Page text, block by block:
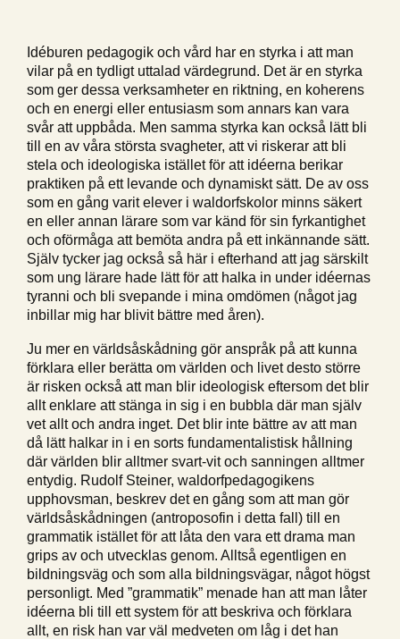
Idéburen pedagogik och vård har en styrka i att man
vilar på en tydligt uttalad värdegrund. Det är en styrka
som ger dessa verksamheter en riktning, en koherens
och en energi eller entusiasm som annars kan vara
svår att uppbåda. Men samma styrka kan också lätt bli
till en av våra största svagheter, att vi riskerar att bli
stela och ideologiska istället för att idéerna berikar
praktiken på ett levande och dynamiskt sätt. De av oss
som en gång varit elever i waldorfskolor minns säkert
en eller annan lärare som var känd för sin fyrkantighet
och oförmåga att bemöta andra på ett inkännande sätt.
Själv tycker jag också så här i efterhand att jag särskilt
som ung lärare hade lätt för att halka in under idéernas
tyranni och bli svepande i mina omdömen (något jag
inbillar mig har blivit bättre med åren).
Ju mer en världsåskådning gör anspråk på att kunna
förklara eller berätta om världen och livet desto större
är risken också att man blir ideologisk eftersom det blir
allt enklare att stänga in sig i en bubbla där man själv
vet allt och andra inget. Det blir inte bättre av att man
då lätt halkar in i en sorts fundamentalistisk hållning
där världen blir alltmer svart-vit och sanningen alltmer
entydig. Rudolf Steiner, waldorfpedagogikens
upphovsman, beskrev det en gång som att man gör
världsåskådningen (antroposofin i detta fall) till en
grammatik istället för att låta den vara ett drama man
grips av och utvecklas genom. Alltså egentligen en
bildningsväg och som alla bildningsvägar, något högst
personligt. Med ”grammatik” menade han att man låter
idéerna bli till ett system för att beskriva och förklara
allt, en risk han var väl medveten om låg i det han